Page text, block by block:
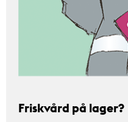
Friskvård på lager?